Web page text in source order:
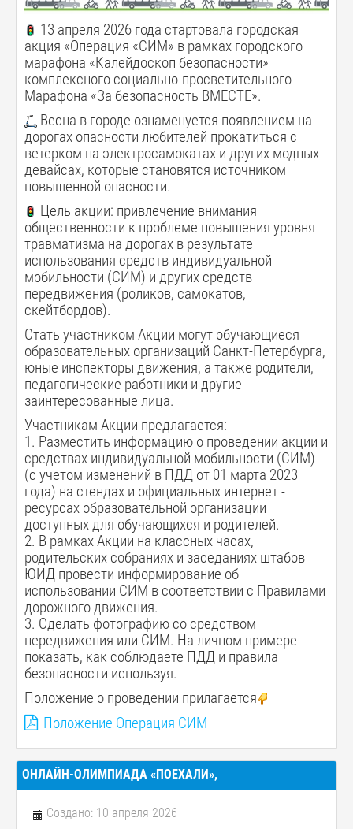
13 апреля 2026 года стартовала городская
акция «Операция «СИМ» в рамках городского
марафона «Калейдоскоп безопасности»
комплексного социально-просветительного
Марафона «За безопасность ВМЕСТЕ».
Весна в городе ознаменуется появлением на
дорогах опасности любителей прокатиться с
ветерком на электросамокатах и других модных
девайсах, которые становятся источником
повышенной опасности.
Цель акции: привлечение внимания
общественности к проблеме повышения уровня
травматизма на дорогах в результате
использования средств индивидуальной
мобильности (СИМ) и других средств
передвижения (роликов, самокатов,
скейтбордов).
Стать участником Акции могут обучающиеся
образовательных организаций Санкт-Петербурга,
юные инспекторы движения, а также родители,
педагогические работники и другие
заинтересованные лица.
Участникам Акции предлагается:
1. Разместить информацию о проведении акции и
средствах индивидуальной мобильности (СИМ)
(с учетом изменений в ПДД от 01 марта 2023
года) на стендах и официальных интернет -
ресурсах образовательной организации
доступных для обучающихся и родителей.
2. В рамках Акции на классных часах,
родительских собраниях и заседаниях штабов
ЮИД провести информирование об
использовании СИМ в соответствии с Правилами
дорожного движения.
3. Сделать фотографию со средством
передвижения или СИМ. На личном примере
показать, как соблюдаете ПДД и правила
безопасности используя.
Положение о проведении прилагается
Положение Операция СИМ
ОНЛАЙН-ОЛИМПИАДА «ПОЕХАЛИ»,
Создано: 10 апреля 2026